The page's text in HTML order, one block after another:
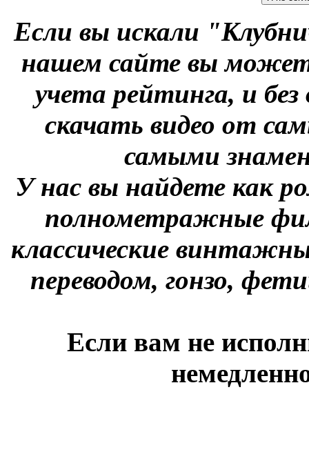
Если вы искали
нашем сайте вы
учета рейтинга, и
скачать видео от
самыми
У нас вы найдете как
полнометражные
классические
переводом, гонзо,
Если вам не